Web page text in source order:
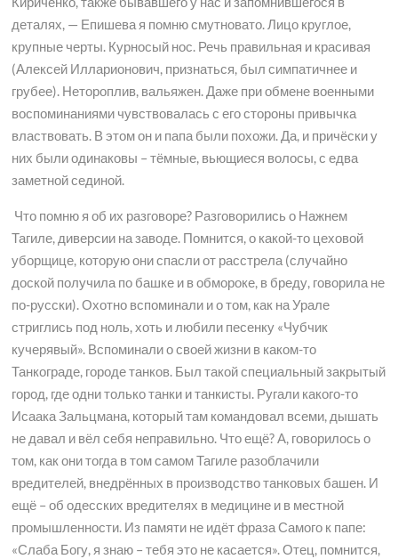
деталях, — Епишева я помню смутновато. Лицо круглое,
крупные черты. Курносый нос. Речь правильная и красивая
(Алексей Илларионович, признаться, был симпатичнее и
грубее). Нетороплив, вальяжен. Даже при обмене военными
воспоминаниями чувствовалась с его стороны привычка
властвовать. В этом он и папа были похожи. Да, и причёски у
них были одинаковы – тёмные, вьющиеся волосы, с едва
заметной сединой.
Что помню я об их разговоре? Разговорились о Нажнем
Тагиле, диверсии на заводе. Помнится, о какой-то цеховой
уборщице, которую они спасли от расстрела (случайно
доской получила по башке и в обмороке, в бреду, говорила не
по-русски). Охотно вспоминали и о том, как на Урале
стриглись под ноль, хоть и любили песенку «Чубчик
кучерявый». Вспоминали о своей жизни в каком-то
Танкограде, городе танков. Был такой специальный закрытый
город, где одни только танки и танкисты. Ругали какого-то
Исаака Зальцмана, который там командовал всеми, дышать
не давал и вёл себя неправильно. Что ещё? А, говорилось о
том, как они тогда в том самом Тагиле разоблачили
вредителей, внедрённых в производство танковых башен. И
ещё – об одесских вредителях в медицине и в местной
промышленности. Из памяти не идёт фраза Самого к папе:
«Слаба Богу, я знаю – тебя это не касается». Отец, помнится,